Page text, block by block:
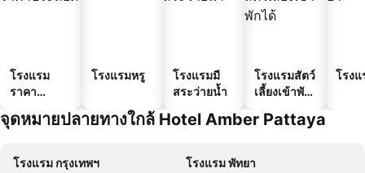
โรงแรม
ราคา
โรงแรมหรู
โรงแรมมี
สระว่ายน้ำ
โรงแรมสัตว์
เลี้ยงเข้าพัก
โรง
จุดหมายปลายทางใกล้ Hotel Amber Pattaya
โรงแรม กรุงเทพฯ
โรงแรม พัทยา